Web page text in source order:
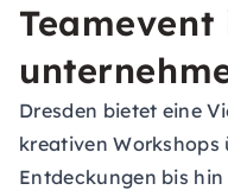
Teamevent
Dresden bietet eine
kreativen Workshops
Entdeckungen bis